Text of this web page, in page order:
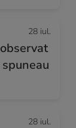
28 iul.
28 iul.